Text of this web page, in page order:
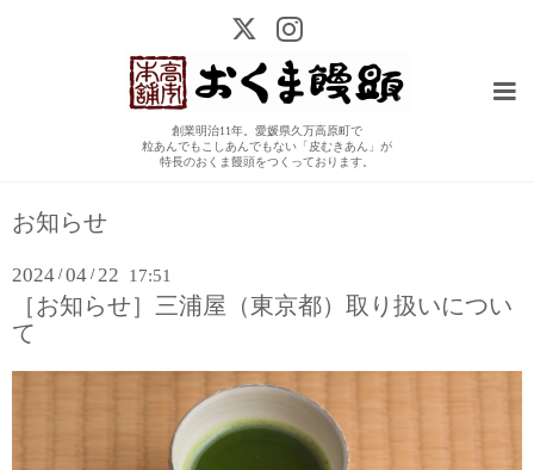
創業明治11年。愛媛県久万高原町で
粒あんでもこしあんでもない「皮むきあん」が
特長のおくま饅頭をつくっております。
お知らせ
2024 /04 /22 17:51
［お知らせ］三浦屋（東京都）取り扱いについ
て